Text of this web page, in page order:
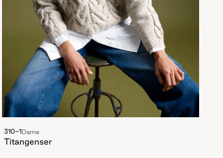
310-1Dame
Titangenser